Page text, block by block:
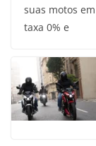
suas motos
taxa 0% e